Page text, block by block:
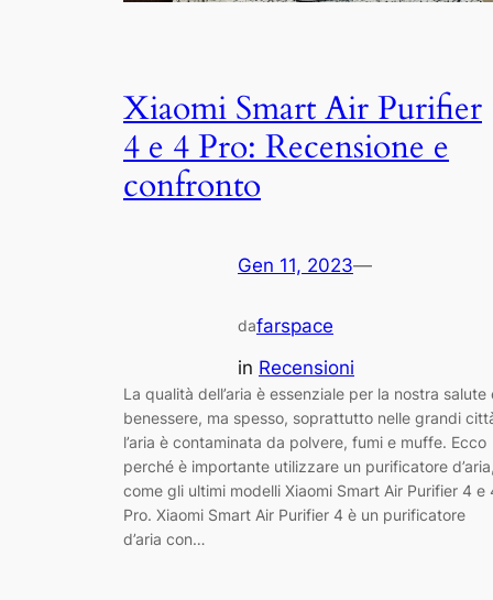
Xiaomi Smart Air Purifier
4 e 4 Pro: Recensione e
confronto
Gen 11, 2023—
dafarspace
in Recensioni
La qualità dell’aria è essenziale per la nostra salute
benessere, ma spesso, soprattutto nelle grandi
l’aria è contaminata da polvere, fumi e muffe. Ecco
perché è importante utilizzare un purificatore d’aria,
come gli ultimi modelli Xiaomi Smart Air Purifier 4 e
Pro. Xiaomi Smart Air Purifier 4 è un purificatore
d’aria con…